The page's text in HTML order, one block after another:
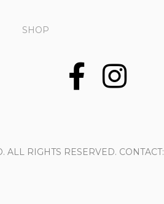
SHOP
ALL RIGHTS RESERVED. CONTACT: